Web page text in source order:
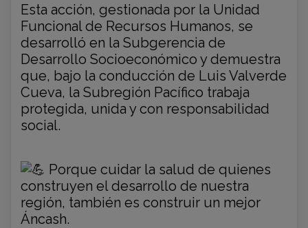
Esta acción, gestionada por la Unidad
Funcional de Recursos Humanos, se
desarrolló en la Subgerencia de
Desarrollo Socioeconómico y demuestra
que, bajo la conducción de Luis Valverde
Cueva, la Subregión Pacífico trabaja
protegida, unida y con responsabilidad
social.
Porque cuidar la salud de quienes
construyen el desarrollo de nuestra
región, también es construir un mejor
Áncash.